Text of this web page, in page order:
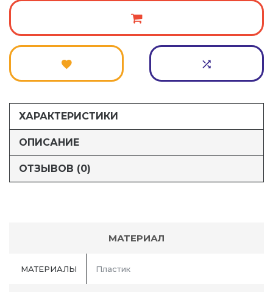
ХАРАКТЕРИСТИКИ
ОПИСАНИЕ
ОТЗЫВОВ (0)
МАТЕРИАЛ
МАТЕРИАЛЫ Пластик